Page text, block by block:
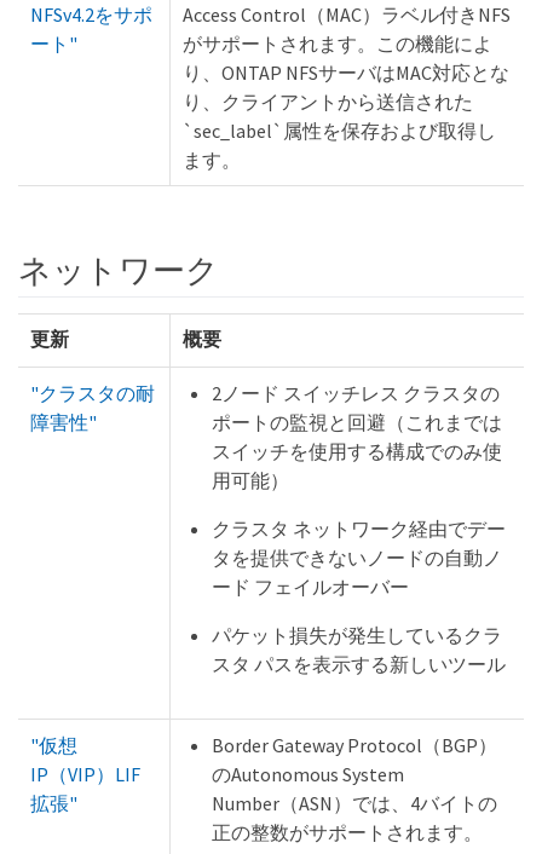
NFSv4.2をサポ
ート"
Access Control（MAC）ラベル付きNFS
がサポートされます。この機能によ
り、ONTAP NFSサーバはMAC対応とな
り、クライアントから送信された
`sec_label`属性を保存および取得し
ます。
ネットワーク
更新 概要
"クラスタの耐
障害性"
2ノード スイッチレス クラスタの
ポートの監視と回避（これまでは
スイッチを使用する構成でのみ使
用可能）
クラスタ ネットワーク経由でデー
タを提供できないノードの自動ノ
ード フェイルオーバー
パケット損失が発生しているクラ
スタ パスを表示する新しいツール
"仮想
IP（VIP）LIF
拡張"
Border Gateway Protocol（BGP）
のAutonomous System
Number（ASN）では、4バイトの
正の整数がサポートされます。